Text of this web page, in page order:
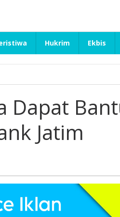
Hukrim Ekbis
Dapat
Jatim